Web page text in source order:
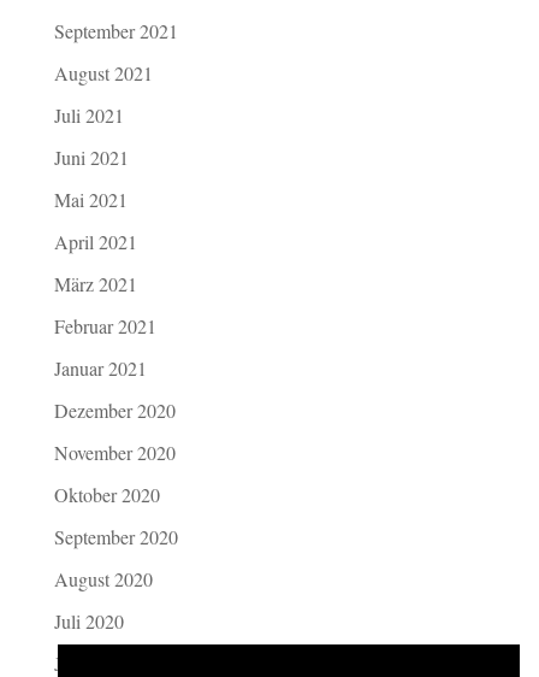
September 2021
August 2021
Juli 2021
Juni 2021
Mai 2021
April 2021
März 2021
Februar 2021
Januar 2021
Dezember 2020
November 2020
Oktober 2020
September 2020
August 2020
Juli 2020
Juni 2020